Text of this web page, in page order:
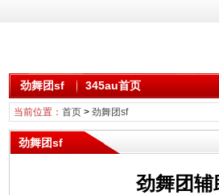
劲舞团sf 345au首页
当前位置： 首页> 劲舞团sf
劲舞团sf
劲舞团辅